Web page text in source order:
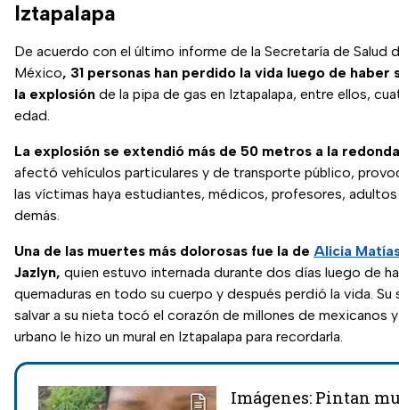
Iztapalapa
De acuerdo con el último informe de la Secretaría de Salud
México, 31 personas han perdido la vida luego de haber
la explosión de la pipa de gas en Iztapalapa, entre ellos,
edad.
La explosión se extendió más de 50 metros a la redonda
afectó vehículos particulares y de transporte público,
las víctimas haya estudiantes, médicos, profesores,
demás.
Una de las muertes más dolorosas fue la de Alicia
Jazlyn, quien estuvo internada durante dos días luego de
quemaduras en todo su cuerpo y después perdió la vida. Su
salvar a su nieta tocó el corazón de millones de mexicanos
urbano le hizo un mural en Iztapalapa para recordarla.
Imágenes: Pintan